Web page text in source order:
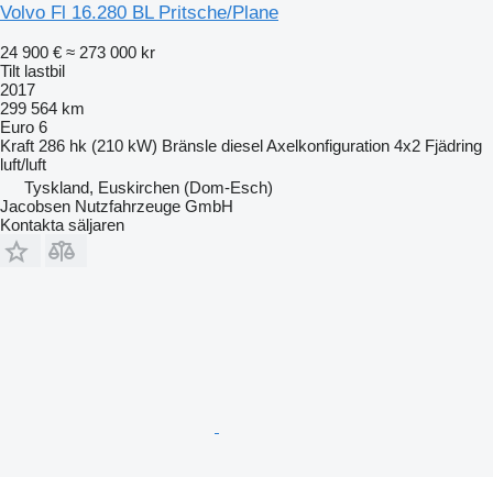
Volvo Fl 16.280 BL Pritsche/Plane
24 900 € ≈ 273 000 kr
Tilt lastbil
2017
299 564 km
Euro 6
Kraft 286 hk (210 kW) Bränsle dieselAxelkonfiguration 4x2 Fjädring
luft/luft
Tyskland, Euskirchen (Dom-Esch)
Jacobsen Nutzfahrzeuge GmbH
Kontakta säljaren